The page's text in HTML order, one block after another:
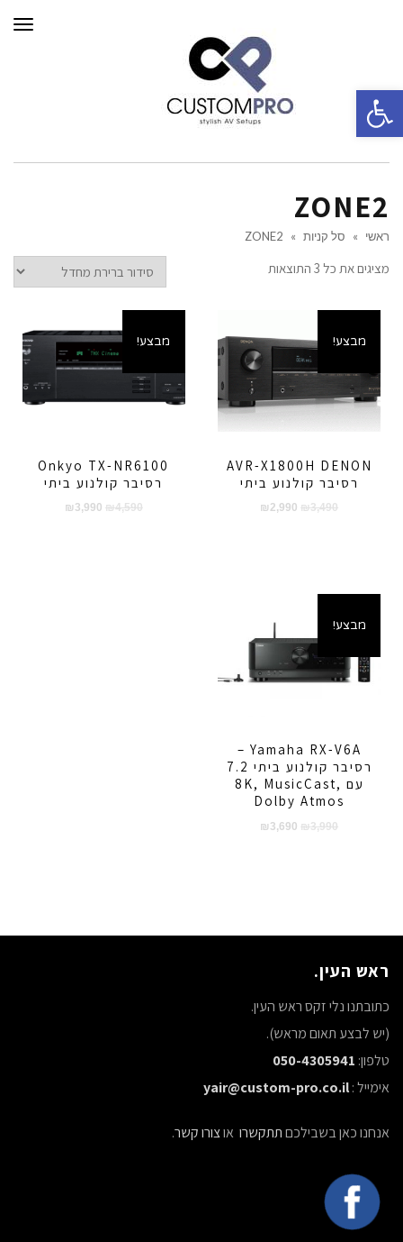
ZONE2
ראשי » סל קניות »
ZONE2
מציגים את כל ⁦3⁩ התוצאות
מבצע!
AVR-X1800H DENON
רסיבר קולנוע ביתי
₪3,490
המחיר₪ 2,990
המחיר
מבצע!
Onkyo TX-NR6100
רסיבר קולנוע ביתי
₪4,590
המחיר₪ 3,990
מבצע!
Yamaha RX-V6A –
רסיבר קולנוע ביתי 7.2
עם 8K, MusicCast,
Dolby Atmos
₪3,990
המחיר₪ 3,690
המחיר
ראש העין.
כתובתנו נלי זקס ראש העין.
(יש לבצע תאום מראש).
טלפון: 050-4305941
אימייל :yair@custom-pro.co.il
אנחנו כאן בשבילכםתתקשרו אוצורו קשר.
פתח סרגל נגישות